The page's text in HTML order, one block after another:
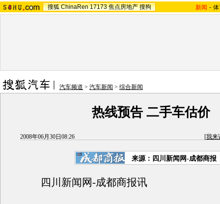
搜狐 ChinaRen 17173 焦点房地产 搜狗 新闻 -
汽车频道 > 汽车新闻 > 综合新闻
热线预告 二手车估价
2008年06月30日08:26 [我来
来源：四川新闻网-成都商报
四川新闻网-成都商报讯